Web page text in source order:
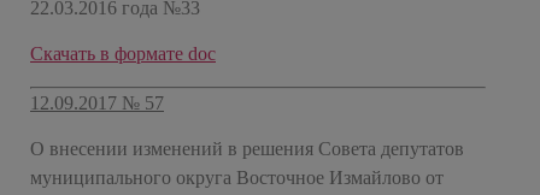
22.03.2016 года №33
Скачать в формате doc
12.09.2017 № 57
О внесении изменений в решения Совета депутатов
муниципального округа Восточное Измайлово от